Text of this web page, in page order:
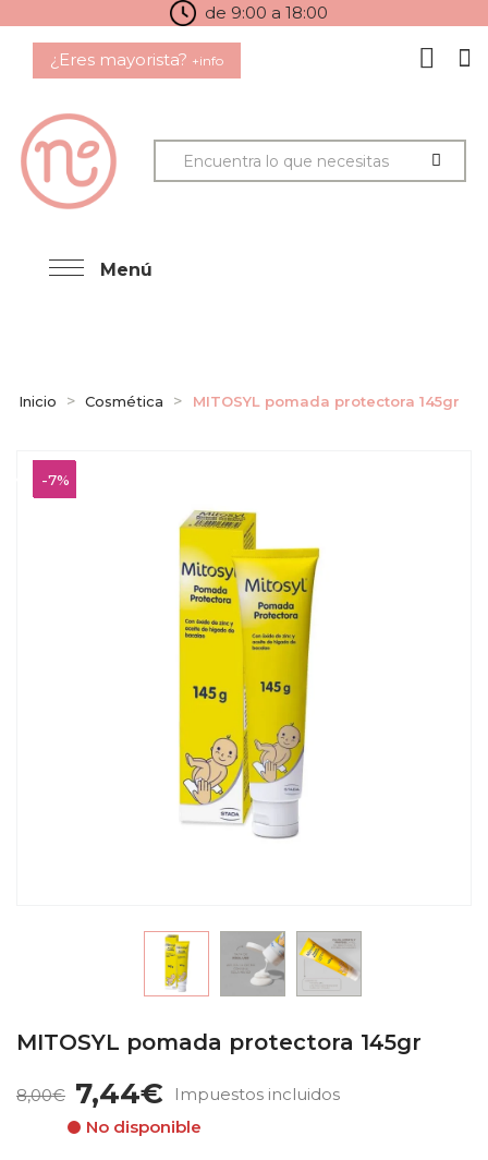
de 9:00 a 18:00
¿Eres mayorista? +info
Menú
Inicio Cosmética MITOSYL pomada protectora 145gr
-7%
-7%
MITOSYL pomada protectora 145gr
8,00€ 7,44€
Impuestos incluidos
No disponible